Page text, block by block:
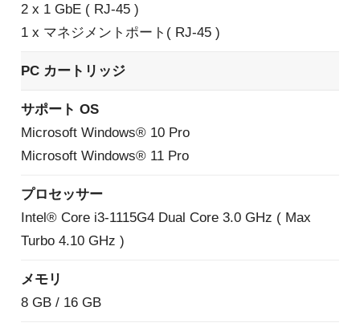
2 x 1 GbE ( RJ-45 )
1 x マネジメントポート( RJ-45 )
PC カートリッジ
サポート OS
Microsoft Windows® 10 Pro
Microsoft Windows® 11 Pro
プロセッサー
Intel® Core i3-1115G4 Dual Core 3.0 GHz ( Max
Turbo 4.10 GHz )
メモリ
8 GB / 16 GB